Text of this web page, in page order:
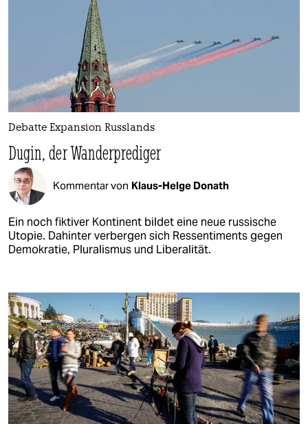
Debatte Expansion Russlands
Dugin, der Wanderprediger
Kommentar von Klaus-Helge Donath
Ein noch fiktiver Kontinent bildet eine neue russische
Utopie. Dahinter verbergen sich Ressentiments gegen
Demokratie, Pluralismus und Liberalität.